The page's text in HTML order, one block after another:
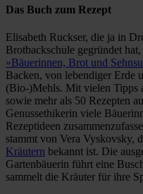
Das Buch zum Rezept
Elisabeth Ruckser, die ja in
Brotbackschule gegründet
»Bäuerinnen, Brot und
Backen, von lebendiger Erde
(Bio-)Mehls. Mit vielen Tipps
sowie mehr als 50 Rezepten
Genussethikerin viele
Rezeptideen
stammt von Vera Vyskovsky,
Kräutern bekannt ist. Die
Gartenbäuerin führt eine
sammelt die Kräuter für ihre